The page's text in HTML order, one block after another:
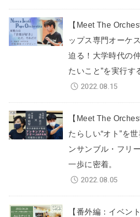
【Meet The
ップス専門オーケ
迫る！大学時代の
たいこと”を実行す
2022.08.15
【Meet The
たらしい“オト”を
ンサンブル・フリ
一歩に密着。
2022.08.05
【番外編：イベン